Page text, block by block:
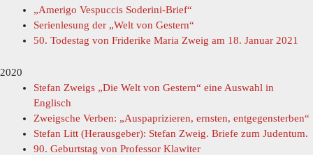
„Amerigo Vespuccis Soderini-Brief“
Serienlesung der „Welt von Gestern“
50. Todestag von Friderike Maria Zweig am 18. Januar 2021
2020
Stefan Zweigs „Die Welt von Gestern“ eine Auswahl in
Englisch
Zweigsche Verben: „Auspaprizieren, ernsten, entgegensterben“
Stefan Litt (Herausgeber): Stefan Zweig. Briefe zum Judentum.
90. Geburtstag von Professor Klawiter